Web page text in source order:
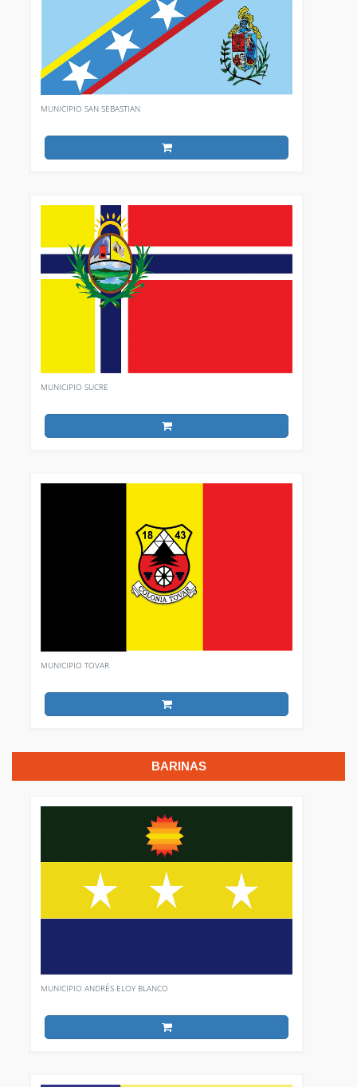
MUNICIPIO SAN SEBASTIAN
MUNICIPIO SUCRE
MUNICIPIO TOVAR
BARINAS
MUNICIPIO ANDRÉS ELOY BLANCO